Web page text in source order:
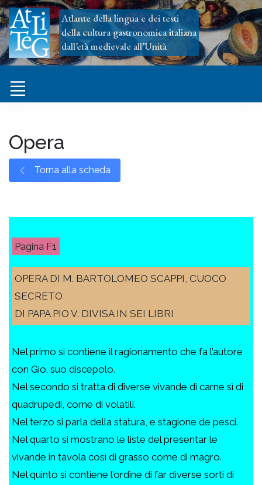
Atlante della lingua e dei testi
della cultura gastronomica italiana
dall’età medievale all’Unità
Opera
Torna alla scheda
F1
OPERA DI M. BARTOLOMEO SCAPPI, CUOCO
SECRETO
DI PAPA PIO V. DIVISA IN SEI LIBRI
Nel primo si contiene il ragionamento che fa l’autore
con Gio. suo discepolo.
Nel secondo si tratta di diverse vivande di carne sì di
quadrupedi, come di volatili.
Nel terzo si parla della statura, e stagione de pesci.
Nel quarto si mostrano le liste del presentar le
vivande in tavola così di grasso come di magro.
Nel quinto si contiene l’ordine di far diverse sorti di